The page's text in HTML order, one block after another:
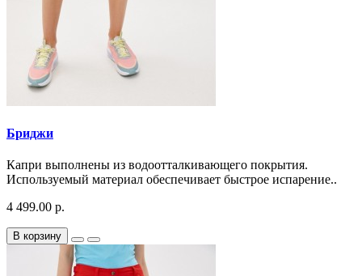
Бриджи
Капри выполнены из водоотталкивающего покрытия.
Используемый материал обеспечивает быстрое испарение..
4 499.00 р.
В корзину